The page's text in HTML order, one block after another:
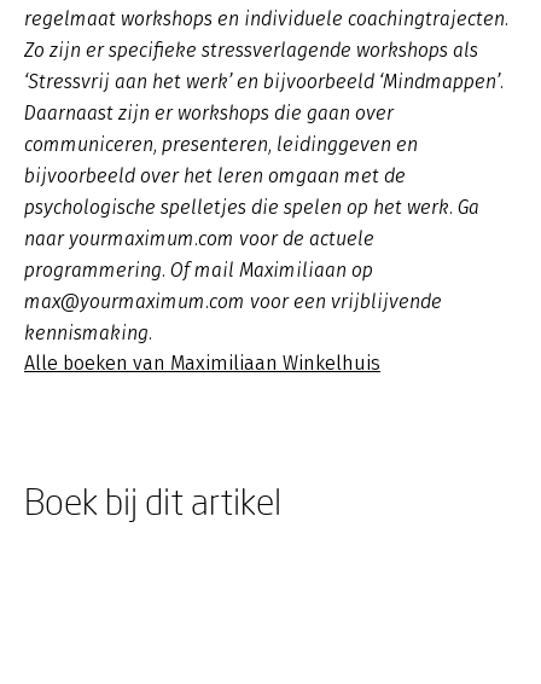
regelmaat workshops en individuele coachingtrajecten.
Zo zijn er specifieke stressverlagende workshops als
‘Stressvrij aan het werk’ en bijvoorbeeld ‘Mindmappen’.
Daarnaast zijn er workshops die gaan over
communiceren, presenteren, leidinggeven en
bijvoorbeeld over het leren omgaan met de
psychologische spelletjes die spelen op het werk. Ga
naar yourmaximum.com voor de actuele
programmering. Of mail Maximiliaan op
max@yourmaximum.com voor een vrijblijvende
kennismaking.
Alle boeken van Maximiliaan Winkelhuis
Boek bij dit artikel